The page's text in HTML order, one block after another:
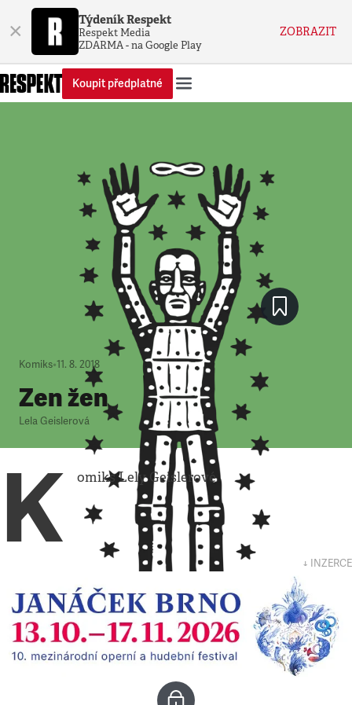
× Týdeník Respekt
Respekt Media
ZDARMA - na Google Play
ZOBRAZIT
Koupit předplatné
Komiks•11. 8. 2018
Zen žen
Lela Geislerová
K omiks Lely Geislerové
↓ INZERCE